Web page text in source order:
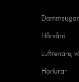
Hårvård
Luftrenare,
Hörlurar